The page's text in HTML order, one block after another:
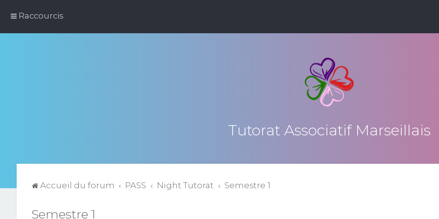
Raccourcis
Tutorat Associatif Marseillais
Accueil du forum PASS Night Tutorat Semestre 1
Semestre 1